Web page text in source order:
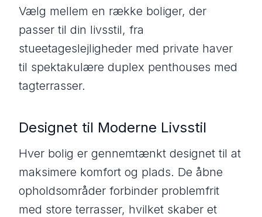
Vælg mellem en række boliger, der
passer til din livsstil, fra
stueetageslejligheder med private haver
til spektakulære duplex penthouses med
tagterrasser.
Designet til Moderne Livsstil
Hver bolig er gennemtænkt designet til at
maksimere komfort og plads. De åbne
opholdsområder forbinder problemfrit
med store terrasser, hvilket skaber et